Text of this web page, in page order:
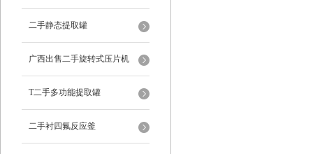
二手静态提取罐
广西出售二手旋转式压片机
T二手多功能提取罐
二手衬四氟反应釜